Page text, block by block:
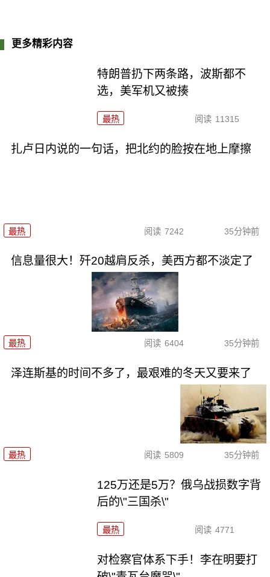
更多精彩内容
特朗普扔下两条路，波斯都不
选，美军机又被揍
最热 阅读 11315
扎卢日内说的一句话，把北约的脸按在地上摩擦
最热 阅读 7242 35分钟前
信息量很大！歼20越肩反杀，美西方都不淡定了
最热 阅读 6404 35分钟前
泽连斯基的时间不多了，最艰难的冬天又要来了
最热 阅读 5809 35分钟前
125万还是5万？俄乌战损数字背
后的\"三国杀\"
最热 阅读 4771
对检察官体系下手！李在明要打